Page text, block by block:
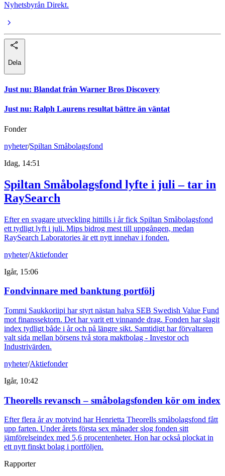
Nyhetsbyrån Direkt.
Dela
Just nu: Blandat från Warner Bros Discovery
Just nu: Ralph Laurens resultat bättre än väntat
Fonder
nyheter/Spiltan Småbolagsfond
Idag, 14:51
Spiltan Småbolagsfond lyfte i juli – tar in
RaySearch
Efter en svagare utveckling hittills i år fick Spiltan Småbolagsfond
ett tydligt lyft i juli. Mips bidrog mest till uppgången, medan
RaySearch Laboratories är ett nytt innehav i fonden.
nyheter/Aktiefonder
Igår, 15:06
Fondvinnare med banktung portfölj
Tommi Saukkoriipi har styrt nästan halva SEB Swedish Value Fund
mot finanssektorn. Det har varit ett vinnande drag. Fonden har slagit
index tydligt både i år och på längre sikt. Samtidigt har förvaltaren
valt sida mellan börsens två stora maktbolag - Investor och
Industrivärden.
nyheter/Aktiefonder
Igår, 10:42
Theorells revansch – småbolagsfonden kör om index
Efter flera år av motvind har Henrietta Theorells småbolagsfond fått
upp farten. Under årets första sex månader slog fonden sitt
jämförelseindex med 5,6 procentenheter. Hon har också plockat in
ett nytt finskt bolag i portföljen.
Rapporter